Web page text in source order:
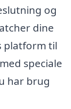
og
dine
platform til
speciale
har brug